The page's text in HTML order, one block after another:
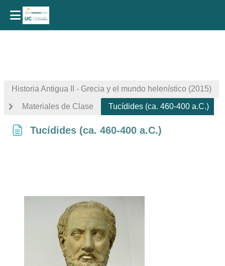
Historia Antigua II - Grecia y el mundo helenístico (2015)
Materiales de Clase Tucídides (ca. 460-400 a.C.)
Tucídides (ca. 460-400 a.C.)